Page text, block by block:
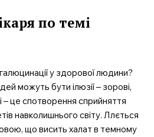
по темі
у здорової людини?
можуть бути ілюзії – зорові,
– це спотворення сприйняття
навколишнього світу. Ллється
що висить халат в темному